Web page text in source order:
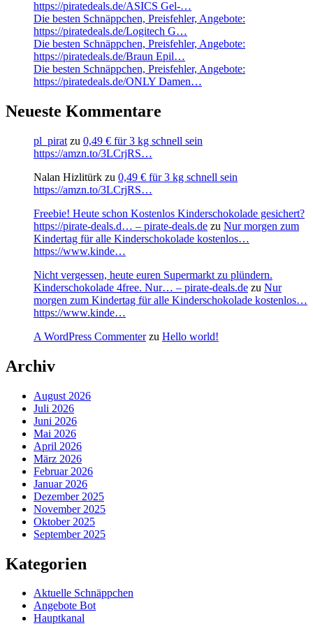
https://piratedeals.de/ASICS Gel-…
Die besten Schnäppchen, Preisfehler, Angebote:
https://piratedeals.de/Logitech G…
Die besten Schnäppchen, Preisfehler, Angebote:
https://piratedeals.de/Braun Epil…
Die besten Schnäppchen, Preisfehler, Angebote:
https://piratedeals.de/ONLY Damen…
Neueste Kommentare
pl_pirat zu 0,49 € für 3 kg schnell sein
https://amzn.to/3LCrjRS…
Nalan Hizlitürk zu 0,49 € für 3 kg schnell sein
https://amzn.to/3LCrjRS…
Freebie! Heute schon Kostenlos Kinderschokolade gesichert?
https://pirate-deals.d… – pirate-deals.de zu Nur morgen zum
Kindertag für alle Kinderschokolade kostenlos…
https://www.kinde…
Nicht vergessen, heute euren Supermarkt zu plündern.
Kinderschokolade 4free. Nur… – pirate-deals.de zu Nur
morgen zum Kindertag für alle Kinderschokolade kostenlos…
https://www.kinde…
A WordPress Commenterzu Hello world!
Archiv
August 2026
Juli 2026
Juni 2026
Mai 2026
April 2026
März 2026
Februar 2026
Januar 2026
Dezember 2025
November 2025
Oktober 2025
September 2025
Kategorien
Aktuelle Schnäppchen
Angebote Bot
Hauptkanal